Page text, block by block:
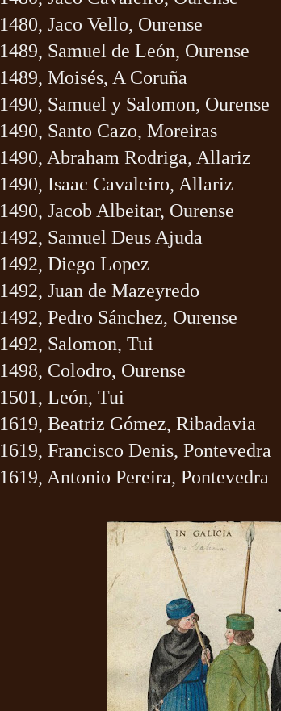
1480, Jaco Vello, Ourense
1489, Samuel de León, Ourense
1489, Moisés, A Coruña
1490, Samuel y Salomon, Ourense
1490, Santo Cazo, Moreiras
1490, Abraham Rodriga, Allariz
1490, Isaac Cavaleiro, Allariz
1490, Jacob Albeitar, Ourense
1492, Samuel Deus Ajuda
1492, Diego Lopez
1492, Juan de Mazeyredo
1492, Pedro Sánchez, Ourense
1492, Salomon, Tui
1498, Colodro, Ourense
1501, León, Tui
1619, Beatriz Gómez, Ribadavia
1619, Francisco Denis, Pontevedra
1619, Antonio Pereira, Pontevedra